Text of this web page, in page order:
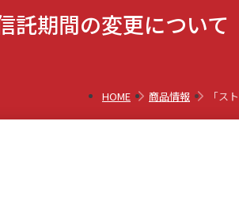
す
証券ではじめる
ベント案内
ト情報便
期間の変更について
HOME 商品情報 「ス